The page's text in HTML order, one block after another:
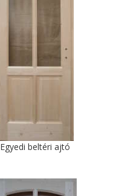
Egyedi beltéri ajtó